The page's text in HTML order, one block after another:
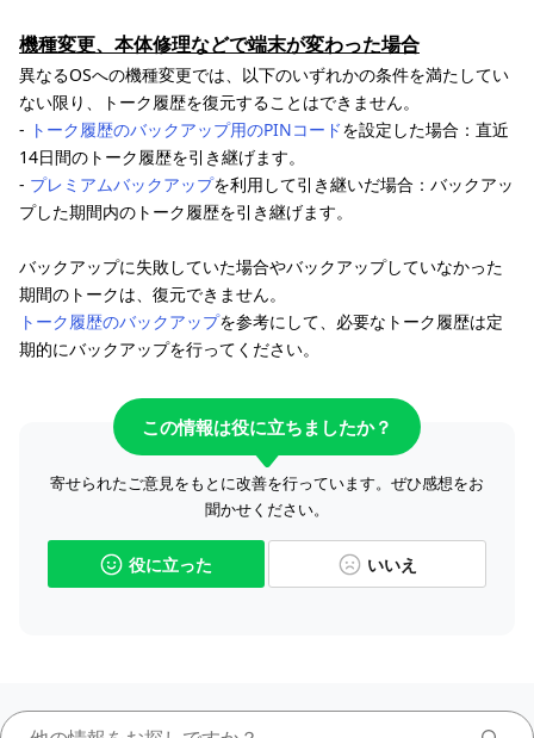
機種変更、本体修理などで端末が変わった場合
異なるOSへの機種変更では、以下のいずれかの条件を満たしてい
ない限り、トーク履歴を復元することはできません。
- トーク履歴のバックアップ用のPINコードを設定した場合：直近
14日間のトーク履歴を引き継げます。
- プレミアムバックアップを利用して引き継いだ場合：バックアッ
プした期間内のトーク履歴を引き継げます。
バックアップに失敗していた場合やバックアップしていなかった
期間のトークは、復元できません。
トーク履歴のバックアップを参考にして、必要なトーク履歴は定
期的にバックアップを行ってください。
この情報は役に立ちましたか？
寄せられたご意見をもとに改善を行っています。ぜひ感想をお
聞かせください。
役に立った いいえ